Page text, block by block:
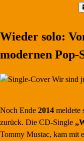
Wieder solo:
modernen Pop-
Noch Ende 2014 meldete
zurück. Die CD-Single
Tommy Mustac, kam mit